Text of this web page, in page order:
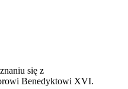
się z
Benedyktowi XVI.